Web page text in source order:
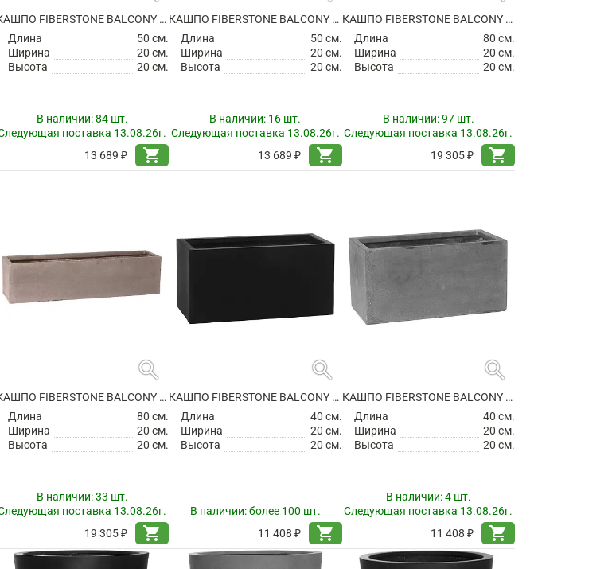
КАШПО FIBERSTONE BALCONY S GREY
Длина
50 см.
Ширина
20 см.
Высота
20 см.
В наличии:84 шт.
поставка 13.08.26г.
13 689 ₽
shopping_cart
КАШПО FIBERSTONE BALCONY S, TAUPE
Длина
50 см.
Ширина
20 см.
Высота
20 см.
В наличии: 16 шт.
Следующая поставка 13.08.26г.
13 689 ₽
shopping_cart
КАШПО FIBERSTONE BALCONY XL BLACK
Длина
80 см.
Ширина
20 см.
Высота
20 см.
В наличии:97 шт.
Следующая поставка 13.08.26г.
19 305 ₽
shopping_cart
search
КАШПО FIBERSTONE BALCONY XL, TAUPE
Длина
80 см.
Ширина
20 см.
Высота
20 см.
В наличии:33 шт.
поставка 13.08.26г.
19 305 ₽
shopping_cart
search
КАШПО FIBERSTONE BALCONY XS BLACK
Длина
40 см.
Ширина
20 см.
Высота
20 см.
В наличии:более 100 шт.
11 408 ₽
shopping_cart
search
КАШПО FIBERSTONE BALCONY XS GREY
Длина
40 см.
Ширина
20 см.
Высота
20 см.
В наличии:4 шт.
Следующая поставка 13.08.26г.
11 408 ₽
shopping_cart